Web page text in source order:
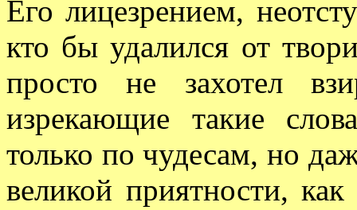
Его лицезрением,
кто бы удалился от
просто не захотел
изрекающие такие
только по чудесам, но
великой приятности,